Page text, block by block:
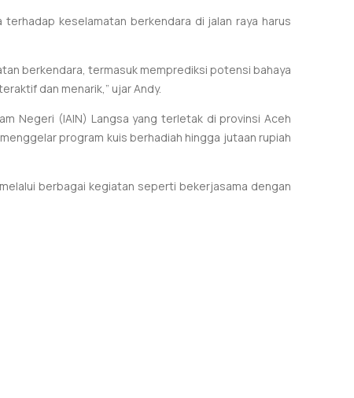
terhadap keselamatan berkendara di jalan raya harus
berkendara, termasuk memprediksi potensi bahaya
dan menarik,” ujar Andy.
Negeri (IAIN) Langsa yang terletak di provinsi Aceh
program kuis berhadiah hingga jutaan rupiah
berbagai kegiatan seperti bekerjasama dengan